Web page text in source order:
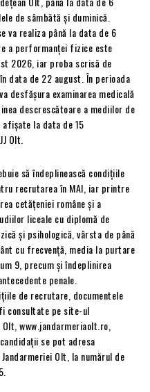
de sâmbătă și duminică.
va realiza până la data de 6
a performanței fizice este
2026, iar proba scrisă de
data de 22 august. În perioada
desfășura examinarea medicală
descrescătoare a mediilor de
la data de 15
Olt.
să îndeplinească condițiile
recrutarea în MAI, iar printre
cetățeniei române și a
liceale cu diplomă de
și psihologică, vârsta de până
cu frecvență, media la purtare
9, precum și îndeplinirea
penale.
de recrutare, documentele
consultate pe site-ul
www.jandarmeriaolt.ro,
se pot adresa
Olt, la numărul de